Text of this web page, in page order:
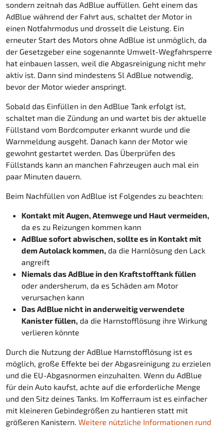
sondern zeitnah das AdBlue auffüllen. Geht einem das
AdBlue während der Fahrt aus, schaltet der Motor in
einen Notfahrmodus und drosselt die Leistung. Ein
erneuter Start des Motors ohne AdBlue ist unmöglich, da
der Gesetzgeber eine sogenannte Umwelt-Wegfahrsperre
hat einbauen lassen, weil die Abgasreinigung nicht mehr
aktiv ist. Dann sind mindestens 5l AdBlue notwendig,
bevor der Motor wieder anspringt.
Sobald das Einfüllen in den AdBlue Tank erfolgt ist,
schaltet man die Zündung an und wartet bis der aktuelle
Füllstand vom Bordcomputer erkannt wurde und die
Warnmeldung ausgeht. Danach kann der Motor wie
gewohnt gestartet werden. Das Überprüfen des
Füllstands kann an manchen Fahrzeugen auch mal ein
paar Minuten dauern.
Beim Nachfüllen von AdBlue ist Folgendes zu beachten:
Kontakt mit Augen, Atemwege und Haut vermeiden,
da es zu Reizungen kommen kann
AdBlue sofort abwischen, sollte es in Kontakt mit
dem Autolack kommen, da die Harnlösung den Lack
angreift
Niemals das AdBlue in den Kraftstofftank füllen
oder andersherum, da es Schäden am Motor
verursachen kann
Das AdBlue nicht in anderweitig verwendete
Kanister füllen, da die Harnstofflösung ihre Wirkung
verlieren könnte
Durch die Nutzung der AdBlue Harnstofflösung ist es
möglich, große Effekte bei der Abgasreinigung zu erzielen
und die EU-Abgasnormen einzuhalten. Wenn du AdBlue
für dein Auto kaufst, achte auf die erforderliche Menge
und den Sitz deines Tanks. Im Kofferraum ist es einfacher
mit kleineren Gebindegrößen zu hantieren statt mit
größeren Kanistern. Weitere nützliche Informationen rund